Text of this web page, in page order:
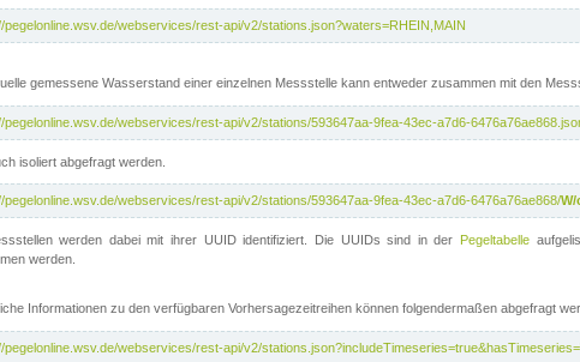
pegelonline.wsv.de/webservices/rest-api/v2/stations.json?waters=RHEIN,MAIN
gemessene Wasserstand einer einzelnen Messstelle kann entweder zusammen mit den
pegelonline.wsv.de/webservices/rest-api/v2/stations/593647aa-9fea-43ec-a7d6-
isoliert abgefragt werden.
pegelonline.wsv.de/webservices/rest-api/v2/stations/593647aa-9fea-43ec-a7d6-6476a76ae868/W/
werden dabei mit ihrer UUID identifiziert. Die UUIDs sind in der Pegeltabelle
werden.
Informationen zu den verfügbaren Vorhersagezeitreihen können folgendermaßen abgefragt
pegelonline.wsv.de/webservices/rest-api/v2/